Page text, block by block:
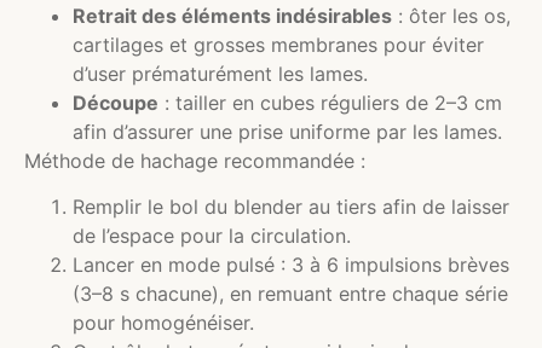
Retrait des éléments indésirables : ôter les os,
cartilages et grosses membranes pour éviter
d’user prématurément les lames.
Découpe : tailler en cubes réguliers de 2–3 cm
afin d’assurer une prise uniforme par les lames.
Méthode de hachage recommandée :
Remplir le bol du blender au tiers afin de laisser
de l’espace pour la circulation.
Lancer en mode pulsé : 3 à 6 impulsions brèves
(3–8 s chacune), en remuant entre chaque série
pour homogénéiser.